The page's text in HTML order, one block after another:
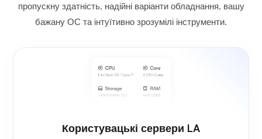
пропускну здатність, надійні варіанти обладнання, вашу
бажану ОС та інтуїтивно зрозумілі інструменти.
Користувацькі сервери LA